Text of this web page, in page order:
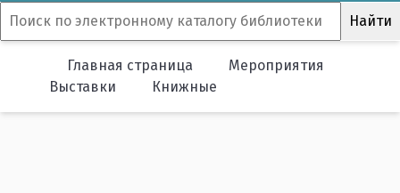
Главная страница
Мероприятия
Выставки
Книжные